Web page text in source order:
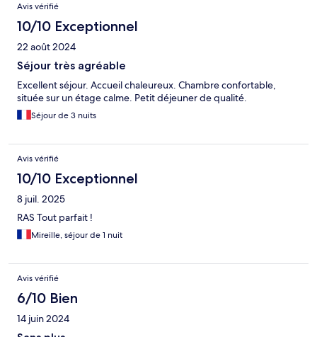
Avis vérifié
10/10 Exceptionnel
22 août 2024
Séjour très agréable
Excellent séjour. Accueil chaleureux. Chambre confortable,
située sur un étage calme. Petit déjeuner de qualité.
Séjour de 3 nuits
Avis vérifié
10/10 Exceptionnel
8 juil. 2025
RAS Tout parfait !
Mireille, séjour de 1 nuit
Avis vérifié
6/10 Bien
14 juin 2024